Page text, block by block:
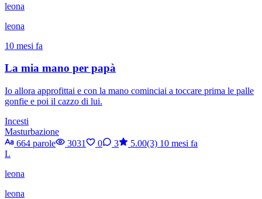
leona
leona
10 mesi fa
La mia mano per papà
Io allora approfittai e con la mano cominciai a toccare prima le palle
gonfie e poi il cazzo di lui.
Incesti
Masturbazione
664 parole
3031 0 3 5.00(3) 10 mesi fa
L
leona
leona